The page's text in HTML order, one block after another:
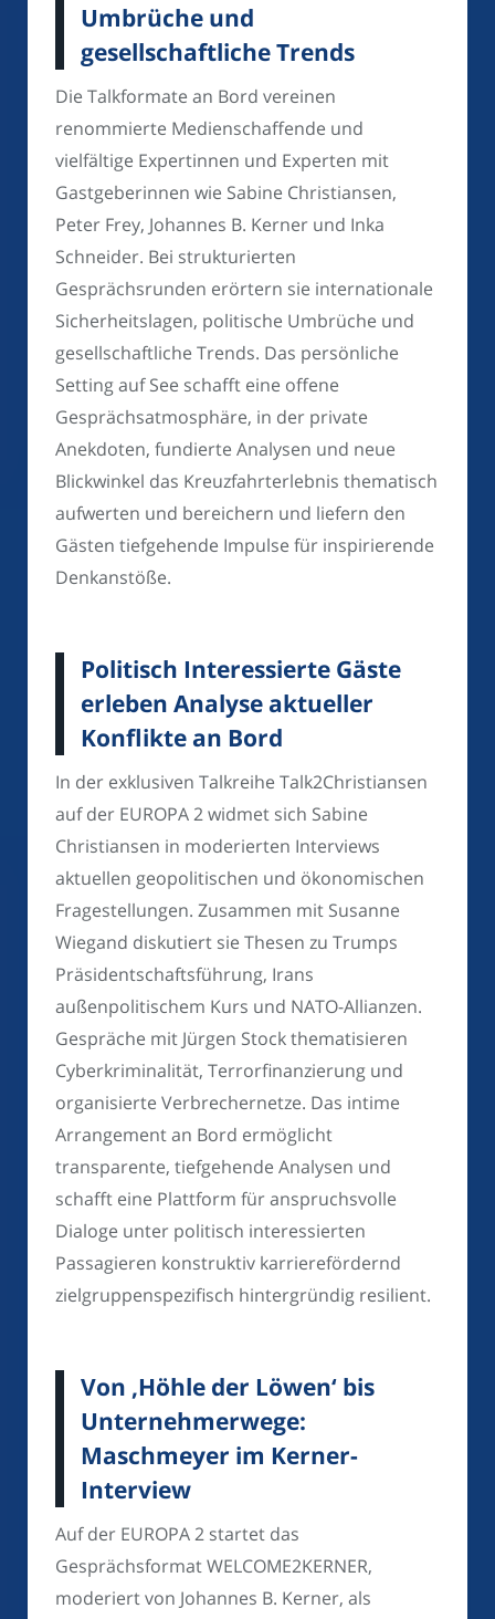
Umbrüche und
gesellschaftliche Trends
Die Talkformate an Bord vereinen
renommierte Medienschaffende und
vielfältige Expertinnen und Experten mit
Gastgeberinnen wie Sabine Christiansen,
Peter Frey, Johannes B. Kerner und Inka
Schneider. Bei strukturierten
Gesprächsrunden erörtern sie internationale
Sicherheitslagen, politische Umbrüche und
gesellschaftliche Trends. Das persönliche
Setting auf See schafft eine offene
Gesprächsatmosphäre, in der private
Anekdoten, fundierte Analysen und neue
Blickwinkel das Kreuzfahrterlebnis thematisch
aufwerten und bereichern und liefern den
Gästen tiefgehende Impulse für inspirierende
Denkanstöße.
Politisch Interessierte Gäste
erleben Analyse aktueller
Konflikte an Bord
In der exklusiven Talkreihe Talk2Christiansen
auf der EUROPA 2 widmet sich Sabine
Christiansen in moderierten Interviews
aktuellen geopolitischen und ökonomischen
Fragestellungen. Zusammen mit Susanne
Wiegand diskutiert sie Thesen zu Trumps
Präsidentschaftsführung, Irans
außenpolitischem Kurs und NATO-Allianzen.
Gespräche mit Jürgen Stock thematisieren
Cyberkriminalität, Terrorfinanzierung und
organisierte Verbrechernetze. Das intime
Arrangement an Bord ermöglicht
transparente, tiefgehende Analysen und
schafft eine Plattform für anspruchsvolle
Dialoge unter politisch interessierten
Passagieren konstruktiv karrierefördernd
zielgruppenspezifisch hintergründig resilient.
Von ‚Höhle der Löwen‘ bis
Unternehmerwege:
Maschmeyer im Kerner-
Interview
Auf der EUROPA 2 startet das
Gesprächsformat WELCOME2KERNER,
moderiert von Johannes B. Kerner, als